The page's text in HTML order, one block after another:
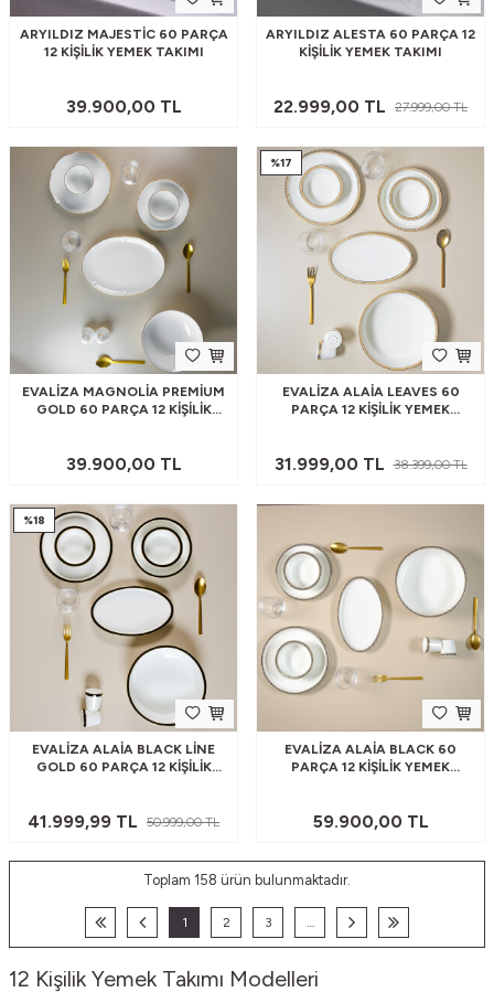
ARYILDIZ MAJESTIC 60 PARÇA
12 KIŞILIK YEMEK TAKIMI
39.900,00TL
ARYILDIZ ALESTA 60 PARÇA 12
KIŞILIK YEMEK TAKIMI
22.999,00 TL 27.999,00TL
EVALIZA MAGNOLIA PREMIUM
GOLD 60 PARÇA 12 KIŞILIK
39.900,00TL
%17
EVALIZA ALAIA LEAVES 60
PARÇA 12 KIŞILIK YEMEK
31.999,00TL 38.399,00TL
%18
EVALIZA ALAIA BLACK LINE
GOLD 60 PARÇA 12 KIŞILIK
41.999,99 TL 50.999,00TL
EVALIZA ALAIA BLACK 60
PARÇA 12 KIŞILIK YEMEK
59.900,00TL
Toplam 158 ürün bulunmaktadır.
1 2 3 …
12 Kişilik Yemek Takımı Modelleri